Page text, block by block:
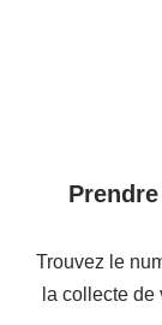
Trouvez le
la collecte